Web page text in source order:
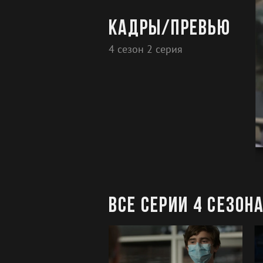
Кадры/превью
4 сезон 2 серия
Все серии 4